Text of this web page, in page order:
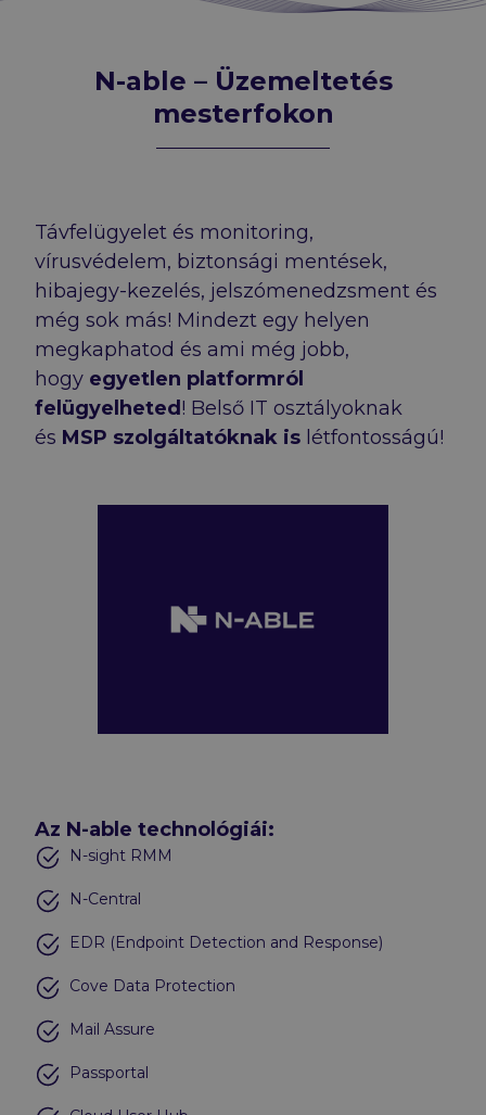
N-able – Üzemeltetés
mesterfokon
Távfelügyelet és monitoring,
vírusvédelem, biztonsági mentések,
hibajegy-kezelés, jelszómenedzsment és
még sok más! Mindezt egy helyen
megkaphatod és ami még jobb,
hogy egyetlen platformról
felügyelheted ! Belső IT osztályoknak
és MSP szolgáltatóknak is létfontosságú!
Az N-able technológiái:
N-sight RMM
N-Central
EDR (Endpoint Detection and Response)
Cove Data Protection
Mail Assure
Passportal